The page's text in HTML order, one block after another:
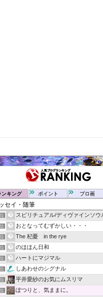
ンキング ポイント ブロ画
スピリチュアル/ディヴァインソウ
おとなってむずかしい・・・
The 杞憂 in the rye
のほほん日和
ハートにマジマル
しあわせのシグナル
平井愛紗のお気にムスリマ
ぽつりと、気ままに。